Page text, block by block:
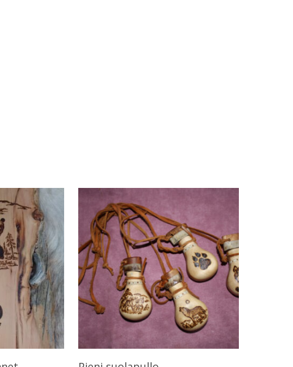
Valitse Vaihtoehdoista